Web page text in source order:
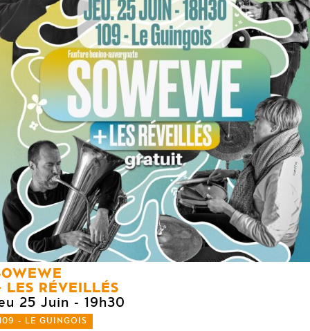
LES RÉVEILLÉS
25 Juin - 19h30
- LE GUINGOIS